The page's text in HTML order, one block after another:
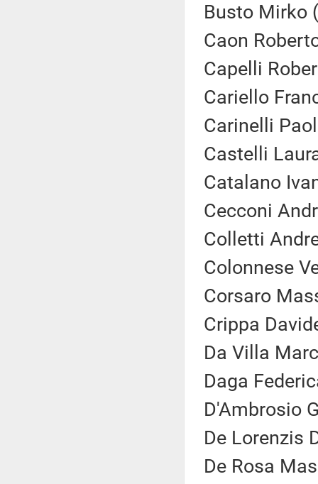
Busto Mirko
Caon
Capelli
Cariello
Carinelli
Castelli
Catalano
Cecconi
Colletti
Colonnese
Corsaro
Crippa
Da Villa
Daga
D'Ambrosio
De Lorenzis
De Rosa